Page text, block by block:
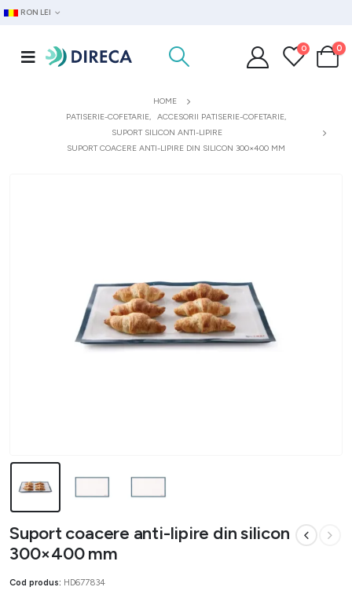
RON LEI
0 0
HOME
PATISERIE-COFETARIE, ACCESORII PATISERIE-COFETARIE,
SUPORT SILICON ANTI-LIPIRE
SUPORT COACERE ANTI-LIPIRE DIN SILICON 300×400 MM
Suport coacere anti-lipire din silicon
300×400 mm
Cod produs: HD677834